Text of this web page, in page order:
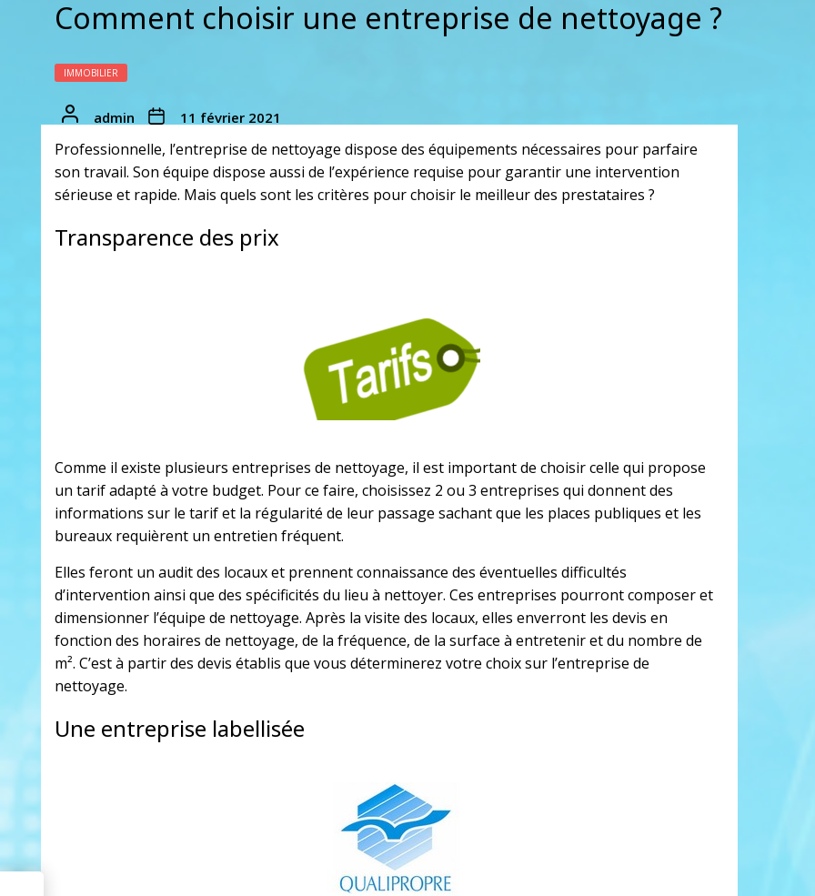
Comment choisir une entreprise de nettoyage ?
IMMOBILIER
admin 11 février 2021
Professionnelle, l’entreprise de nettoyage dispose des équipements nécessaires pour parfaire
son travail. Son équipe dispose aussi de l’expérience requise pour garantir une intervention
sérieuse et rapide. Mais quels sont les critères pour choisir le meilleur des prestataires ?
Transparence des prix
Comme il existe plusieurs entreprises de nettoyage, il est important de choisir celle qui propose
un tarif adapté à votre budget. Pour ce faire, choisissez 2 ou 3 entreprises qui donnent des
informations sur le tarif et la régularité de leur passage sachant que les places publiques et les
bureaux requièrent un entretien fréquent.
Elles feront un audit des locaux et prennent connaissance des éventuelles difficultés
d’intervention ainsi que des spécificités du lieu à nettoyer. Ces entreprises pourront composer et
dimensionner l’équipe de nettoyage. Après la visite des locaux, elles enverront les devis en
fonction des horaires de nettoyage, de la fréquence, de la surface à entretenir et du nombre de
m². C’est à partir des devis établis que vous déterminerez votre choix sur l’entreprise de
nettoyage.
Une entreprise labellisée